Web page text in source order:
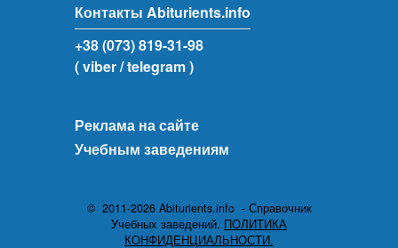
Контакты Abiturients.info
+38 (073) 819-31-98
( viber/ telegram )
Реклама на сайте
Учебным заведениям
© 2011-2026 Abiturients.info - Справочник
Учебных заведений. ПОЛИТИКА
КОНФИДЕНЦИАЛЬНОСТИ.